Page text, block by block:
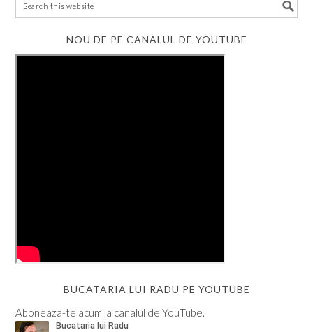
NOU DE PE CANALUL DE YOUTUBE
BUCATARIA LUI RADU PE YOUTUBE
Aboneaza-te acum la canalul de YouTube.